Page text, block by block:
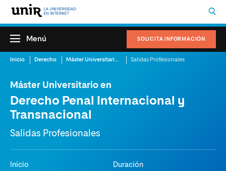
SOLICITA INFORMACIÓN
Menú
Inicio Derecho Máster Universitario en Derecho Penal Internacional y Transnacional Salidas Profesionales
Máster Universitario en
Derecho Penal Internacional y
Transnacional
Salidas Profesionales
Inicio
Duración